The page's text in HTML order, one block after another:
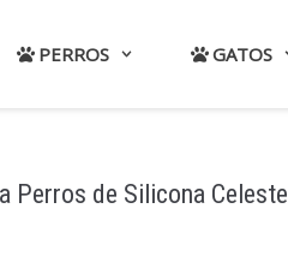
PERROS GATOS
Perros de Silicona Celeste